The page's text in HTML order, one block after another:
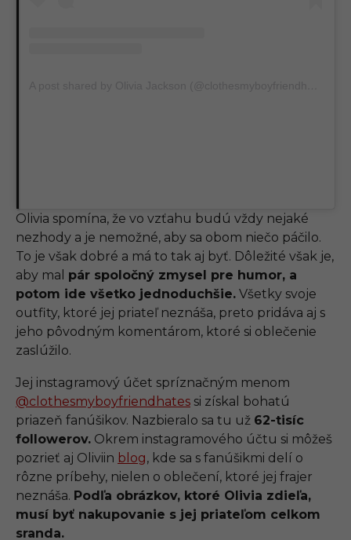
Olivia spomína, že vo vzťahu budú vždy nejaké
nezhody a je nemožné, aby sa obom niečo páčilo.
To je však dobré a má to tak aj byť. Dôležité však je,
aby mal pár spoločný zmysel pre humor, a
potom ide všetko jednoduchšie. Všetky svoje
outfity, ktoré jej priateľ neznáša, preto pridáva aj s
jeho pôvodným komentárom, ktoré si oblečenie
zaslúžilo.
Jej instagramový účet spríznačným menom
@clothesmyboyfriendhates si získal bohatú
priazeň fanúšikov. Nazbieralo sa tu už 62-tisíc
followerov. Okrem instagramového účtu si môžeš
pozrieť aj Oliviin blog, kde sa s fanúšikmi delí o
rôzne príbehy, nielen o oblečení, ktoré jej frajer
neznáša. Podľa obrázkov, ktoré Olivia zdieľa,
musí byť nakupovanie s jej priateľom celkom
sranda.